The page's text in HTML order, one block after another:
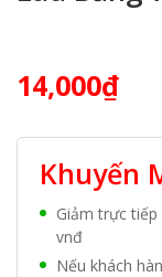
14,000₫
Khuyến
Giảm trực
vnđ
Nếu khách